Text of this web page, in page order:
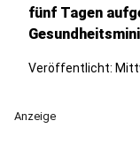
fünf Tagen
Veröffentlicht:
Anzeige